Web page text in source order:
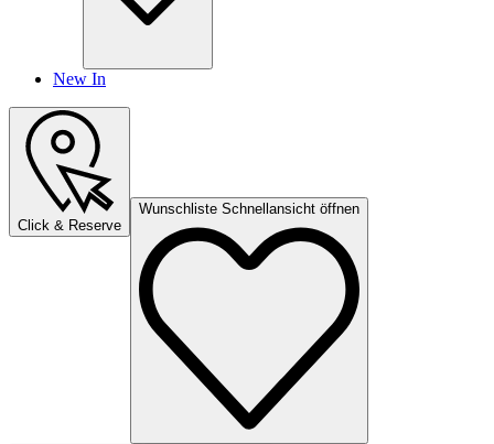
New In
Click & Reserve
Wunschliste Schnellansicht öffnen